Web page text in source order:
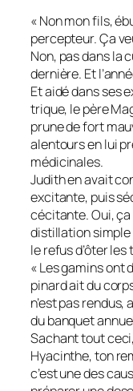
« Non mon fils,
percepteur. Ça
Non, pas dans la
dernière. Et
Et aidé dans ses
trique, le père
prune de fort
alentours en lui
médicinales.
Judith en avait
excitante, puis
cécitante. Oui,
distillation simple
le refus d’ôter
« Les gamins ont
pinard ait du
n’est pas
du banquet
Sachant tout
Hyacinthe, ton
c’est une des